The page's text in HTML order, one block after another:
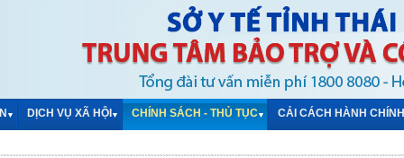
▼ DỊCH VỤ XÃ HỘI ▼ CHÍNH SÁCH - THỦ TỤC▼ CẢI CÁCH HÀNH CHÍNH